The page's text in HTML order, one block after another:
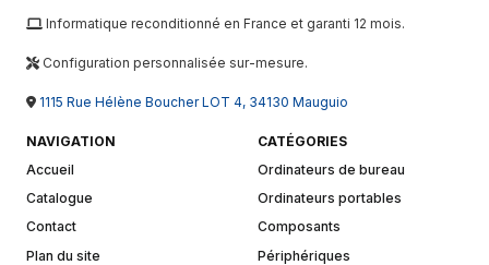
Informatique reconditionné en France et garanti 12 mois.
Configuration personnalisée sur-mesure.
1115 Rue Hélène Boucher LOT 4, 34130 Mauguio
NAVIGATION
Accueil
Catalogue
Contact
Plan du site
CATÉGORIES
Ordinateurs de bureau
Ordinateurs portables
Composants
Périphériques